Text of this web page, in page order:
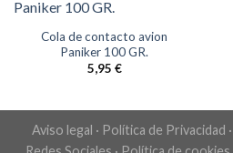
Cola de contacto avion
Paniker 100 GR.
5,95 €
Aviso legal · Política de Privacidad ·